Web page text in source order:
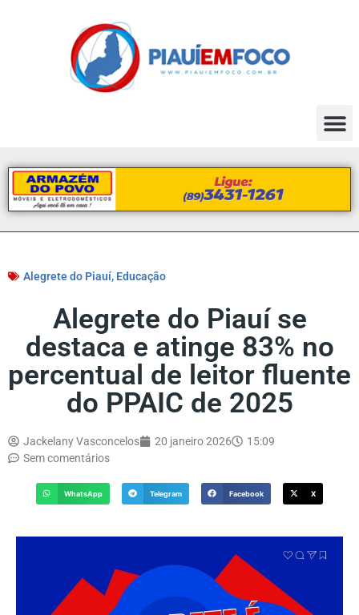
Alegrete do Piauí, Educação
Alegrete do Piauí se
destaca e atinge 83% no
percentual de leitor fluente
do PPAIC de 2025
Jackelany Vasconcelos 20 janeiro 2026
15:09
Sem comentários
WhatsApp Telegram Facebook X